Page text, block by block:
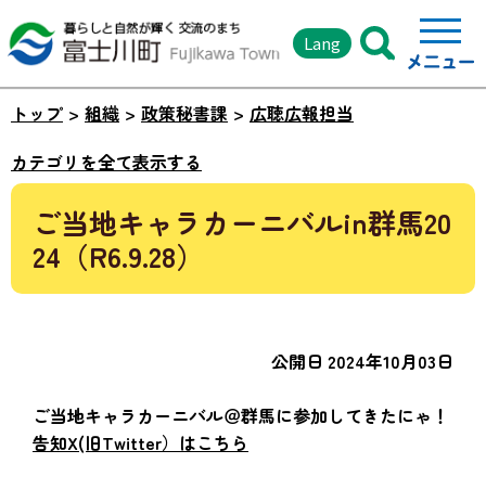
Lang
トップ 組織 政策秘書課
広聴広報担当
カテゴリを全て表示する
ご当地キャラカーニバルin群馬20
24（R6.9.28）
公開日 2024年10月03日
ご当地キャラカーニバル＠群馬に参加してきたにゃ！
告知X(旧Twitter）はこちら